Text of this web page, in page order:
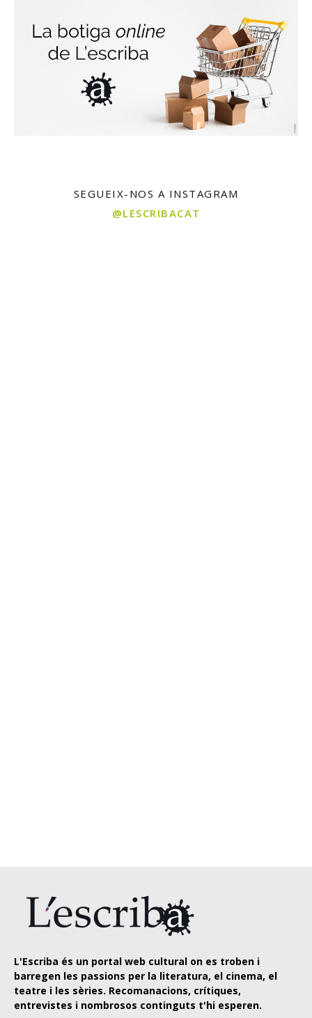
SEGUEIX-NOS A INSTAGRAM
@LESCRIBACAT
L'Escriba és un portal web cultural on es troben i
barregen les passions per la literatura, el cinema, el
teatre i les sèries. Recomanacions, crítiques,
entrevistes i nombrosos continguts t'hi esperen.